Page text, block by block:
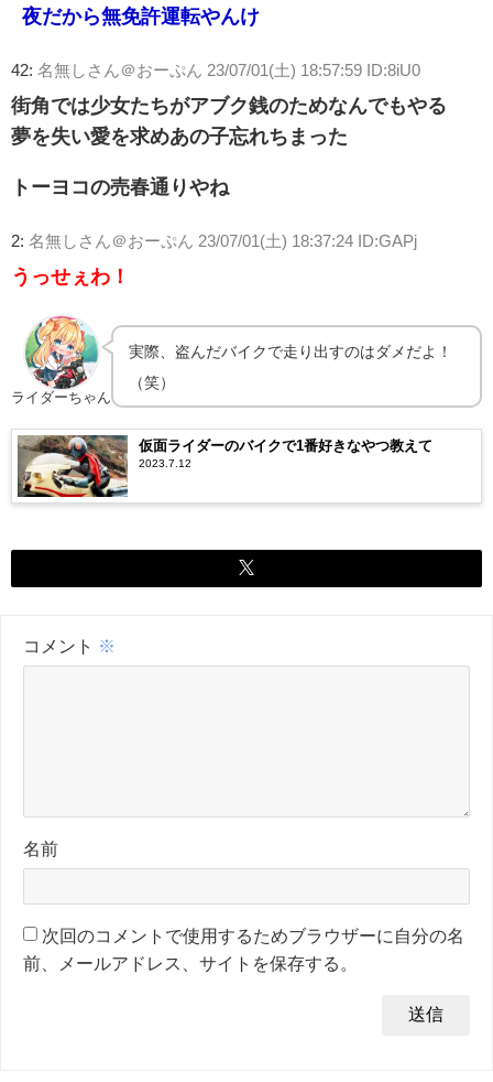
夜だから無免許運転やんけ
42: 名無しさん＠おーぷん 23/07/01(土) 18:57:59 ID:8iU0
街角では少女たちがアブク銭のためなんでもやる
夢を失い愛を求めあの子忘れちまった
トーヨコの売春通りやね
2: 名無しさん＠おーぷん 23/07/01(土) 18:37:24 ID:GAPj
うっせぇわ！
ライダーちゃん
実際、盗んだバイクで走り出すのはダメだよ！
（笑）
仮面ライダーのバイクで1番好きなやつ教えて
2023.7.12
コメント ※
名前
次回のコメントで使用するためブラウザーに自分の名
前、メールアドレス、サイトを保存する。